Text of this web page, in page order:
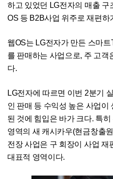
하고 있었던 LG전자의 매출 구
OS 등 B2B사업 위주로 재편하
웹OS는 LG전자가 만든 스마
를 판매하는 사업으로, 주 고객
다.
LG전자에 따르면 이번 2분기
인 판매 등 수익성 높은 사업이
된 것에 힘입은 바가 크다. 특
영역의 새 캐시카우(현금창출
전장 사업은 구 회장이 사업 재
대표적 영역이다.